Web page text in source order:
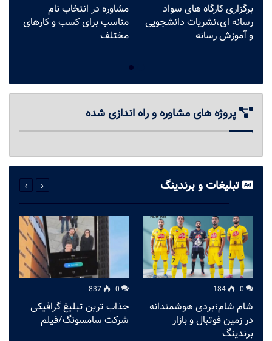
برگزاری کارگاه های سواد
رسانه ای،نشریات دانشجویی
و آموزش رسانه
مشاوره در انتخاب نام
مناسب برای کسب و کارهای
مختلف
پروژه های مشاوره و راه اندازی شده
تبلیغات و برندینگ
0
184
شام شام؛بردی هوشمندانه
در زمین فوتبال و بازار
برندینگ
0
837
جذاب ترین تبلیغ گرافیکی
شرکت سامسونگ/فیلم